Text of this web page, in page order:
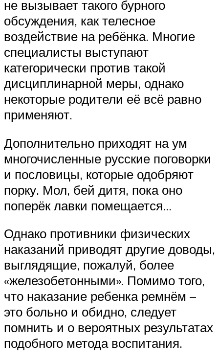
не вызывает такого бурного
обсуждения, как телесное
воздействие на ребёнка. Многие
специалисты выступают
категорически против такой
дисциплинарной меры, однако
некоторые родители её всё равно
применяют.
Дополнительно приходят на ум
многочисленные русские поговорки
и пословицы, которые одобряют
порку. Мол, бей дитя, пока оно
поперёк лавки помещается…
Однако противники физических
наказаний приводят другие доводы,
выглядящие, пожалуй, более
«железобетонными». Помимо того,
что наказание ребенка ремнём –
это больно и обидно, следует
помнить и о вероятных результатах
подобного метода воспитания.